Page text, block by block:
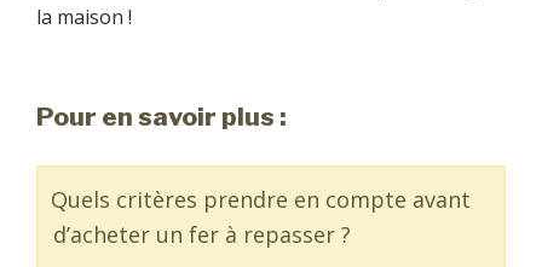
la maison !
Pour en savoir plus :
Quels critères prendre en compte avant
d’acheter un fer à repasser ?